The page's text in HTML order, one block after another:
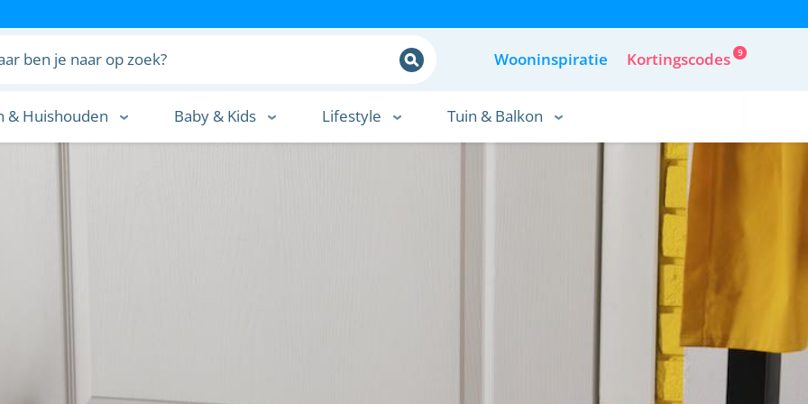
Wooninspiratie Kortingscodes 9
& Huishouden Baby & Kids Lifestyle Tuin & Balkon